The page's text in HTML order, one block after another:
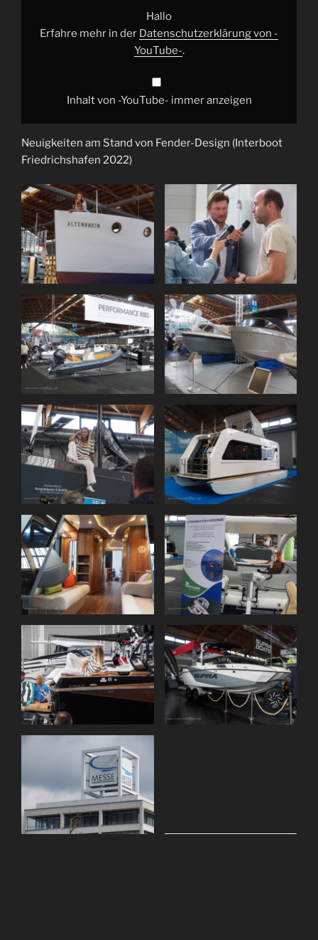
HD“
Hallo
Erfahre mehr in der Datenschutzerklärung von -
YouTube-.
Inhalt von -YouTube- immer anzeigen
Neuigkeiten am Stand von Fender-Design (Interboot
Friedrichshafen 2022)